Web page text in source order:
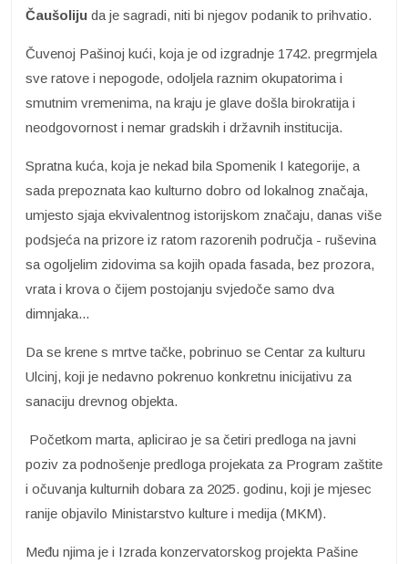
Čaušoliju da je sagradi, niti bi njegov podanik to prihvatio.
Čuvenoj Pašinoj kući, koja je od izgradnje 1742. pregrmjela
sve ratove i nepogode, odoljela raznim okupatorima i
smutnim vremenima, na kraju je glave došla birokratija i
neodgovornost i nemar gradskih i državnih institucija.
Spratna kuća, koja je nekad bila Spomenik I kategorije, a
sada prepoznata kao kulturno dobro od lokalnog značaja,
umjesto sjaja ekvivalentnog istorijskom značaju, danas više
podsjeća na prizore iz ratom razorenih područja - ruševina
sa ogoljelim zidovima sa kojih opada fasada, bez prozora,
vrata i krova o čijem postojanju svjedoče samo dva
dimnjaka...
Da se krene s mrtve tačke, pobrinuo se Centar za kulturu
Ulcinj, koji je nedavno pokrenuo konkretnu inicijativu za
sanaciju drevnog objekta.
Početkom marta, aplicirao je sa četiri predloga na javni
poziv za podnošenje predloga projekata za Program zaštite
i očuvanja kulturnih dobara za 2025. godinu, koji je mjesec
ranije objavilo Ministarstvo kulture i medija (MKM).
Među njima je i Izrada konzervatorskog projekta Pašine